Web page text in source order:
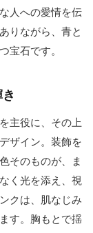
人への愛情を伝
りながら、青と
宝石です。
主役に、その上
ザイン。装飾を
そのものが、ま
く光を添え、視
クは、肌なじみ
す。胸もとで揺